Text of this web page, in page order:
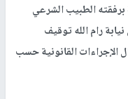
الطبيب الشرعي
رام الله توقيف
الإجراءات القانونية حسب